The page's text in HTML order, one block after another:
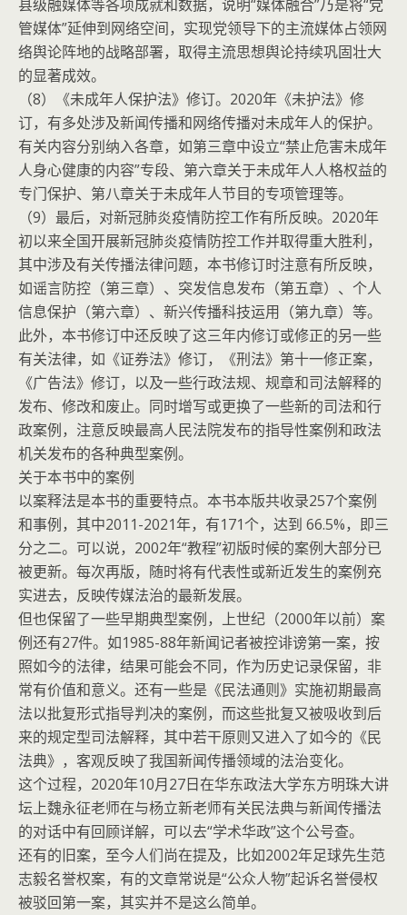
县级融媒体等各项成就和数据，说明“媒体融合”乃是将“党
管媒体”延伸到网络空间，实现党领导下的主流媒体占领网
络舆论阵地的战略部署，取得主流思想舆论持续巩固壮大
的显著成效。
（8）《未成年人保护法》修订。2020年《未护法》修
订，有多处涉及新闻传播和网络传播对未成年人的保护。
有关内容分别纳入各章，如第三章中设立“禁止危害未成年
人身心健康的内容”专段、第六章关于未成年人人格权益的
专门保护、第八章关于未成年人节目的专项管理等。
（9）最后，对新冠肺炎疫情防控工作有所反映。2020年
初以来全国开展新冠肺炎疫情防控工作并取得重大胜利，
其中涉及有关传播法律问题，本书修订时注意有所反映，
如谣言防控（第三章）、突发信息发布（第五章）、个人
信息保护（第六章）、新兴传播科技运用（第九章）等。
此外，本书修订中还反映了这三年内修订或修正的另一些
有关法律，如《证券法》修订，《刑法》第十一修正案，
《广告法》修订，以及一些行政法规、规章和司法解释的
发布、修改和废止。同时增写或更换了一些新的司法和行
政案例，注意反映最高人民法院发布的指导性案例和政法
机关发布的各种典型案例。
关于本书中的案例
以案释法是本书的重要特点。本书本版共收录257个案例
和事例，其中2011-2021年，有171个，达到 66.5%，即三
分之二。可以说，2002年“教程”初版时候的案例大部分已
被更新。每次再版，随时将有代表性或新近发生的案例充
实进去，反映传媒法治的最新发展。
但也保留了一些早期典型案例，上世纪（2000年以前）案
例还有27件。如1985-88年新闻记者被控诽谤第一案，按
照如今的法律，结果可能会不同，作为历史记录保留，非
常有价值和意义。还有一些是《民法通则》实施初期最高
法以批复形式指导判决的案例，而这些批复又被吸收到后
来的规定型司法解释，其中若干原则又进入了如今的《民
法典》，客观反映了我国新闻传播领域的法治变化。
这个过程，2020年10月27日在华东政法大学东方明珠大讲
坛上魏永征老师在与杨立新老师有关民法典与新闻传播法
的对话中有回顾详解，可以去“学术华政”这个公号查。
还有的旧案，至今人们尚在提及，比如2002年足球先生范
志毅名誉权案，有的文章常说是“公众人物”起诉名誉侵权
被驳回第一案，其实并不是这么简单。